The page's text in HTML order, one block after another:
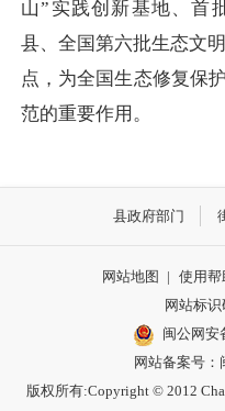
山”实践创新基地、首
县、全国第六批生态文
点，为全国生态修复保
范的重要作用。
县政府部门
网站地图 | 使用帮
网站标
闽公网安
网站备案号：
版权所有:Copyright © 2012